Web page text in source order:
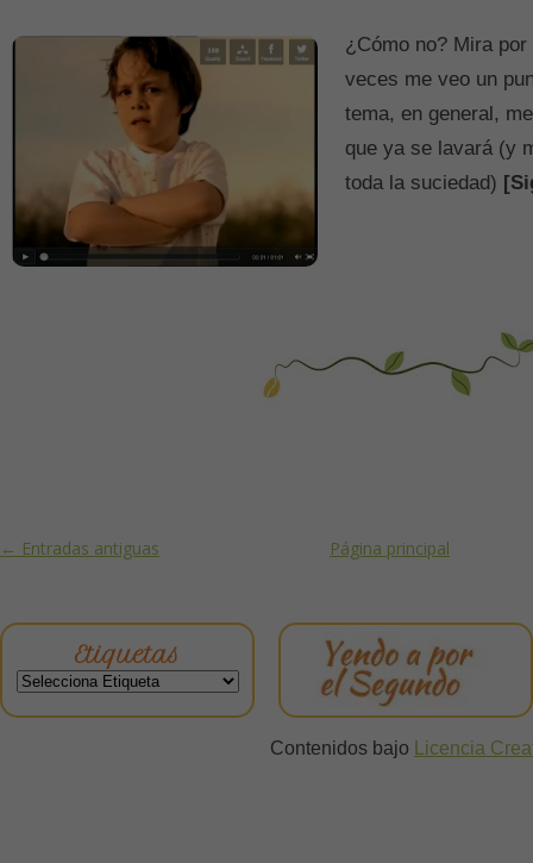
¿Cómo no? Mira
veces me veo un
tema, en general,
que ya se lavará (y
toda la suciedad)
Post navigation
← Entradas antiguas Página principal
Etiquetas
Contenidos bajo Licencia